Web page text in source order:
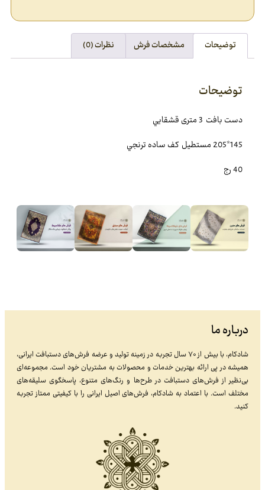
توضیحات مشخصات فرش نظرات (0)
توضیحات
دست بافت 3 متری قشقايي
145*205 مستطيل کف ساده ترنجي
40 رج
درباره ما
شادکام، با بیش از ۷۰ سال تجربه در زمینه تولید و عرضه فرش‌های دستبافت ایرانی،
همیشه در پی ارائه بهترین خدمات و محصولات به مشتریان خود است. مجموعه‌ای
بی‌نظیر از فرش‌های دستبافت در طرح‌ها و رنگ‌های متنوع، پاسخگوی سلیقه‌های
مختلف است. با اعتماد به شادکام، فرش‌های اصیل ایرانی را با کیفیتی ممتاز تجربه
کنید.